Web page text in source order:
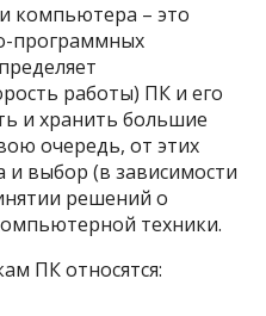
компьютера – это
программных
работы) ПК и его
и хранить большие
очередь, от этих
и выбор (в зависимости
решений о
техники.
ПК относятся: